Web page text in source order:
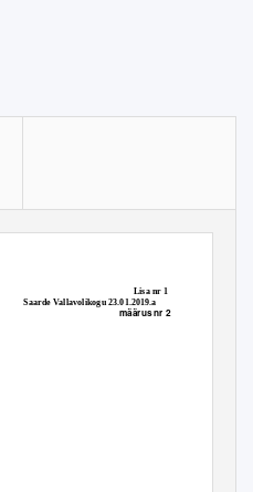
Lisa nr 1
Saarde Vallavolikogu 23.01.2019.a
määrus nr 2